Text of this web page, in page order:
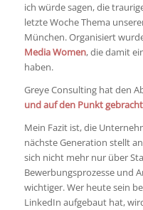
ich würde sagen, die
letzte Woche Thema
München. Organisiert
Media Women, die damit
haben.
Greye Consulting hat den
und auf den Punkt
Mein Fazit ist, die
nächste Generation stellt
sich nicht mehr nur über
Bewerbungsprozesse und
wichtiger. Wer heute sein
LinkedIn aufgebaut hat,